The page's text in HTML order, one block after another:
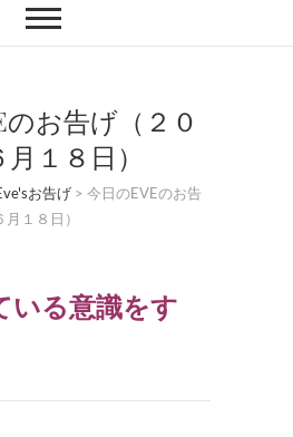
お告げ（２０
１８日）
お告げ > 今日のEVEのお告
１８日）